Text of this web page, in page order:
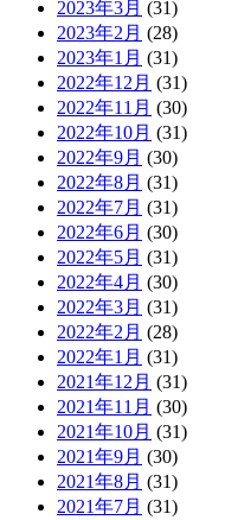
2023年3月 (31)
2023年2月 (28)
2023年1月 (31)
2022年12月 (31)
2022年11月 (30)
2022年10月 (31)
2022年9月 (30)
2022年8月 (31)
2022年7月 (31)
2022年6月 (30)
2022年5月 (31)
2022年4月 (30)
2022年3月 (31)
2022年2月 (28)
2022年1月 (31)
2021年12月 (31)
2021年11月 (30)
2021年10月 (31)
2021年9月 (30)
2021年8月 (31)
2021年7月 (31)